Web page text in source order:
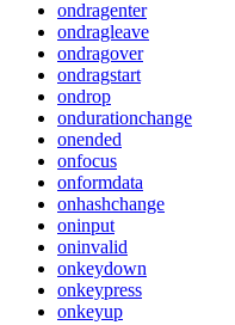
ondragenter
ondragleave
ondragover
ondragstart
ondrop
ondurationchange
onended
onfocus
onformdata
onhashchange
oninput
oninvalid
onkeydown
onkeypress
onkeyup